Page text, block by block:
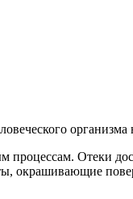
организма
процессам. Отеки
окрашивающие